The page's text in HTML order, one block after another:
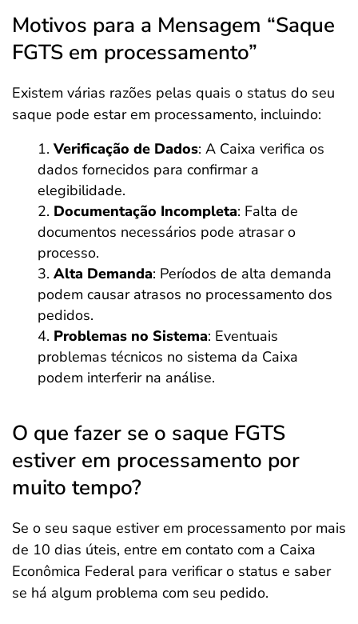
Motivos para a Mensagem “Saque
FGTS em processamento”
Existem várias razões pelas quais o status do seu
saque pode estar em processamento, incluindo:
Verificação de Dados: A Caixa verifica os
dados fornecidos para confirmar a
elegibilidade.
Documentação Incompleta: Falta de
documentos necessários pode atrasar o
processo.
Alta Demanda: Períodos de alta demanda
podem causar atrasos no processamento dos
pedidos.
Problemas no Sistema: Eventuais
problemas técnicos no sistema da Caixa
podem interferir na análise.
O que fazer se o saque FGTS
estiver em processamento por
muito tempo?
Se o seu saque estiver em processamento por mais
de 10 dias úteis, entre em contato com a Caixa
Econômica Federal para verificar o status e saber
se há algum problema com seu pedido.